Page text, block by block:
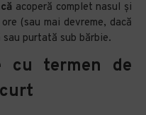
acoperă complet nasul și
(sau mai devreme, dacă
purtată sub bărbie.
cu termen de